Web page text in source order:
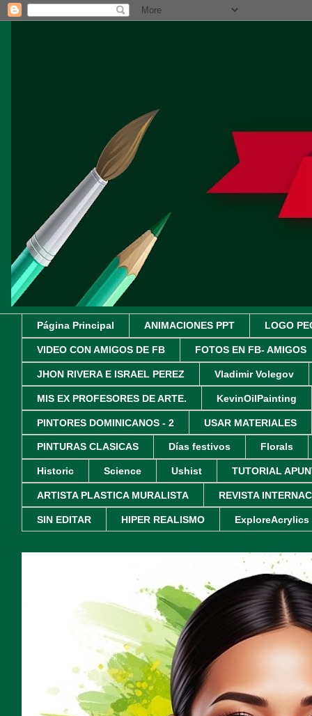
Página Principal ANIMACIONES PPT LOGO
VIDEO CON AMIGOS DE FB FOTOS EN FB- AMIGOS
JHON RIVERA E ISRAEL PEREZ Vladimir Volegov
MIS EX PROFESORES DE ARTE. KevinOilPainting
PINTORES DOMINICANOS - 2 USAR MATERIALES
PINTURAS CLASICAS Días festivos Florals
Historic Science Ushist TUTORIAL
ARTISTA PLASTICA MURALISTA REVISTA
SIN EDITAR HIPER REALISMO ExploreAcrylics